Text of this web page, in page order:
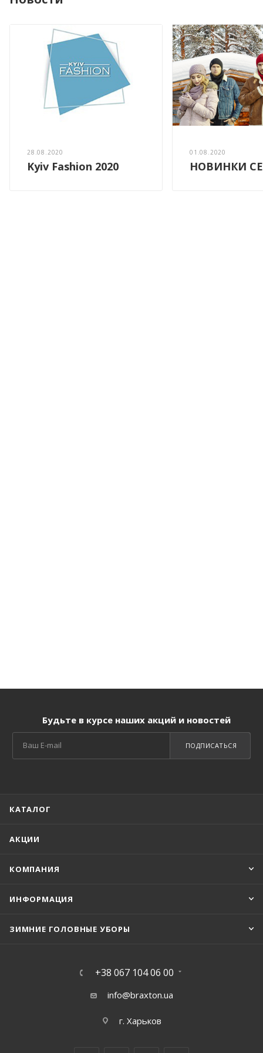
28.08.2020
Kyiv Fashion 2020
01.08.2020
НОВИНКИ
Будьте в курсе наших акций и новостей
ПОДПИСАТЬСЯ
КАТАЛОГ
АКЦИИ
КОМПАНИЯ
ИНФОРМАЦИЯ
ЗИМНИЕ ГОЛОВНЫЕ УБОРЫ
+38 067 104 06 00
info@braxton.ua
г. Харьков